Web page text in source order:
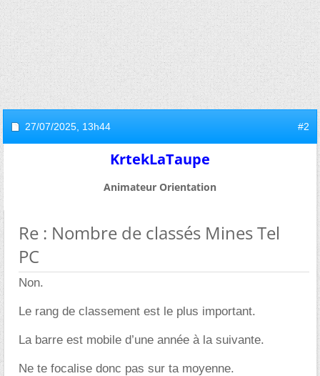
27/07/2025, 13h44 #2
KrtekLaTaupe
Animateur Orientation
Re : Nombre de classés Mines Tel
PC
Non.
Le rang de classement est le plus important.
La barre est mobile d’une année à la suivante.
Ne te focalise donc pas sur ta moyenne.